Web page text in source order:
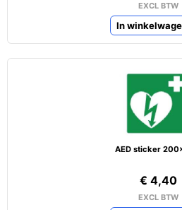
EXCL BTW
In
AED sticker
€ 4,40
EXCL BTW